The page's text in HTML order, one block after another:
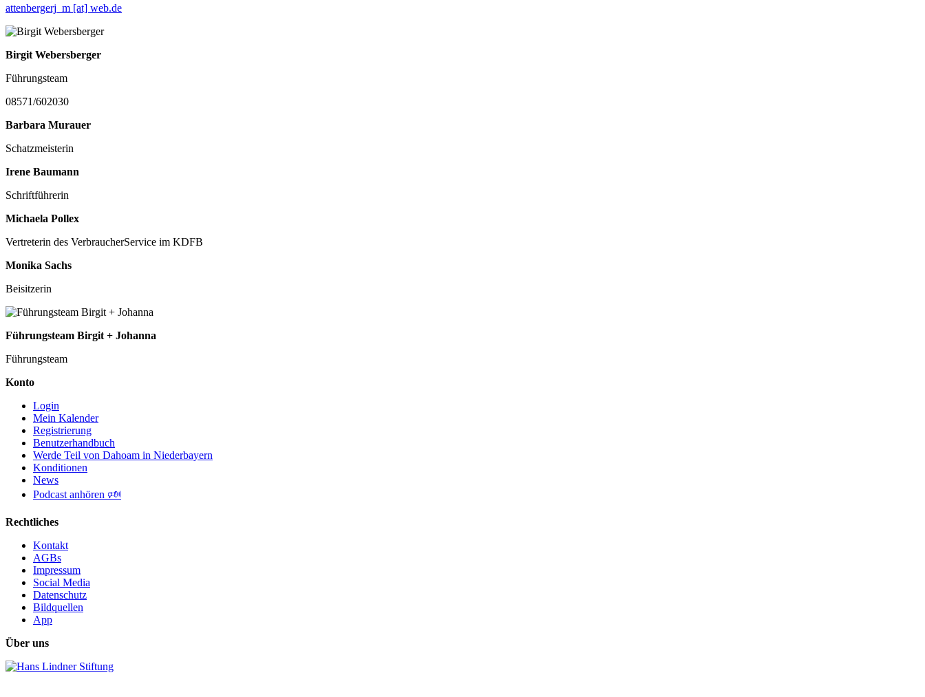
attenbergerj_m [at] web.de
Birgit Webersberger
Führungsteam
08571/602030
Barbara Murauer
Schatzmeisterin
Irene Baumann
Schriftführerin
Michaela Pollex
Vertreterin des VerbraucherService im KDFB
Monika Sachs
Beisitzerin
Führungsteam Birgit + Johanna
Führungsteam
Konto
Login
Mein Kalender
Registrierung
Benutzerhandbuch
Werde Teil von Dahoam in Niederbayern
Konditionen
News
Podcast anhören 🕬
Rechtliches
Kontakt
AGBs
Impressum
Social Media
Datenschutz
Bildquellen
App
Über uns